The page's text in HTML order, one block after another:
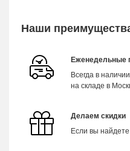
Наши
Еженедельные
Всегда в
на складе в
Делаем скидки
Если вы